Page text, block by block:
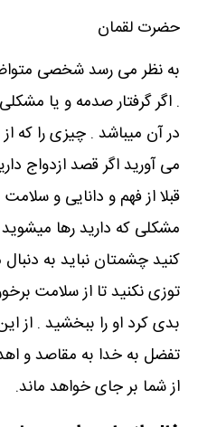
حضرت لقمان
به نظر می رسد شخصی
. اگر گرفتار صدمه و یا
در آن میباشد . چیزی را که
می آورید اگر قصد ازدواج
قبلا از فهم و دانایی و
مشکلی که دارید رها
کنید چشمتان نباید به
توزی نکنید تا از سلامت
بدی کرد او را ببخشید . از
تفضل به خدا به مقاصد و
از شما بر جای خواهد ماند.